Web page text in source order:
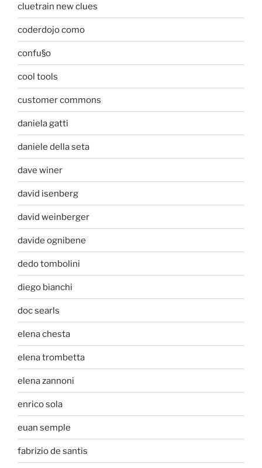
cluetrain new clues
coderdojo como
confu§o
cool tools
customer commons
daniela gatti
daniele della seta
dave winer
david isenberg
david weinberger
davide ognibene
dedo tombolini
diego bianchi
doc searls
elena chesta
elena trombetta
elena zannoni
enrico sola
euan semple
fabrizio de santis